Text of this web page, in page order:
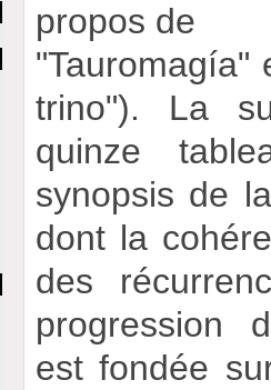
propos de
"Tauromagía"
trino"). La
quinze
synopsis de
dont la
des
progression
est fondée